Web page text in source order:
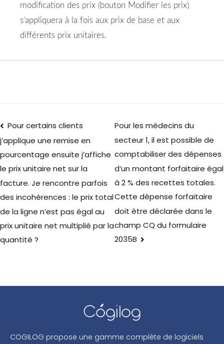
modification des prix (bouton Modifier les prix)
s’appliquera à la fois aux prix de base et aux
différents prix unitaires.
Pour certains clients
j’applique une remise en
pourcentage ensuite j’affiche
le prix unitaire net sur la
facture. Je rencontre parfois
des incohérences : le prix total
de la ligne n’est pas égal au
prix unitaire net multiplié par la
quantité ?
Pour les médecins du
secteur 1, il est possible de
comptabiliser des dépenses
d’un montant forfaitaire égal
à 2 % des recettes totales.
Cette dépense forfaitaire
doit être déclarée dans le
champ CQ du formulaire
2035B
COGILOG propose une gamme complète de logiciels